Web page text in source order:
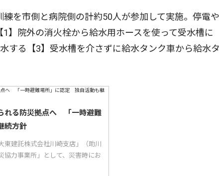
を市側と病院側の計約50人が参加して実施。停電や
】院外の消火栓から給水用ホースを使って受水槽に
する【3】受水槽を介さずに給水タンク車から給水タ
れる防災拠点へ 「一時避難
続方針
東建託株式会社川崎支店」（助川
協力事業所」として、災害時にお